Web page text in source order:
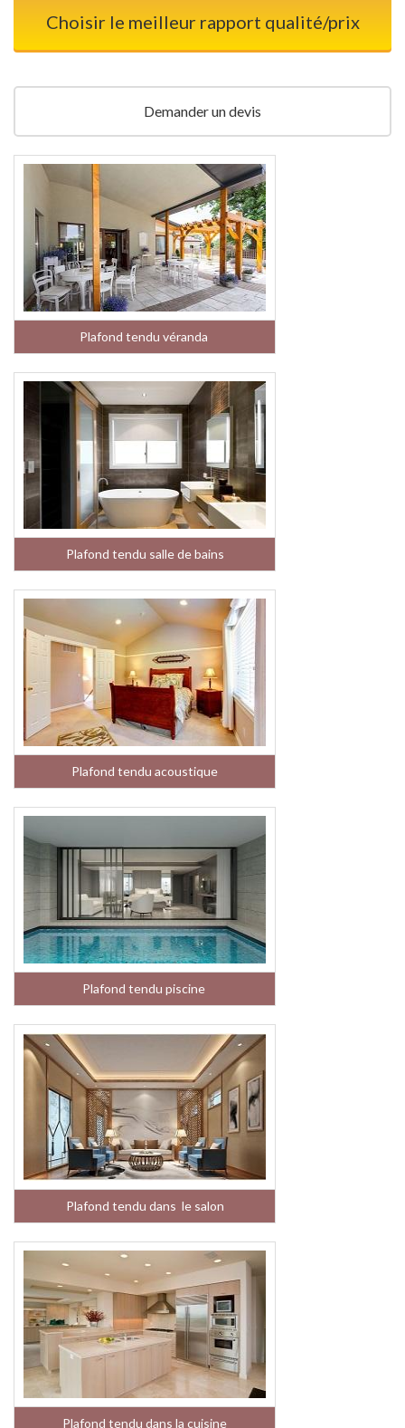
Choisir le meilleur rapport qualité/prix
Demander un devis
Plafond tendu véranda
Plafond tendu salle de bains
Plafond tendu acoustique
Plafond tendu piscine
Plafond tendu dans le salon
Plafond tendu dans la cuisine